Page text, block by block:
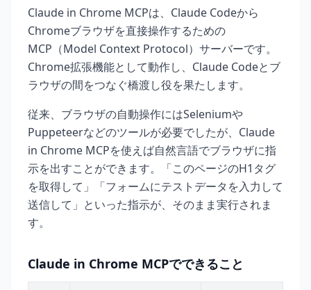
Claude in Chrome MCPは、Claude Codeから
Chromeブラウザを直接操作するための
MCP（Model Context Protocol）サーバーです。
Chrome拡張機能として動作し、Claude Codeとブ
ラウザの間をつなぐ橋渡し役を果たします。
従来、ブラウザの自動操作にはSeleniumや
Puppeteerなどのツールが必要でしたが、Claude
in Chrome MCPを使えば自然言語でブラウザに指
示を出すことができます。「このページのH1タグ
を取得して」「フォームにテストデータを入力して
送信して」といった指示が、そのまま実行されま
す。
Claude in Chrome MCPでできること